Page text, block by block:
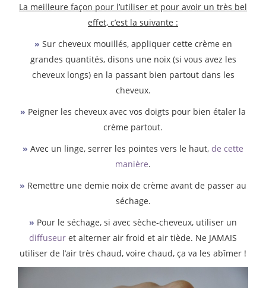
La meilleure façon pour l’utiliser et pour avoir un très bel
effet, c’est la suivante :
» Sur cheveux mouillés, appliquer cette crème en
grandes quantités, disons une noix (si vous avez les
cheveux longs) en la passant bien partout dans les
cheveux.
» Peigner les cheveux avec vos doigts pour bien étaler la
crème partout.
» Avec un linge, serrer les pointes vers le haut, de cette
manière.
» Remettre une demie noix de crème avant de passer au
séchage.
» Pour le séchage, si avec sèche-cheveux, utiliser un
diffuseur et alterner air froid et air tiède. Ne JAMAIS
utiliser de l’air très chaud, voire chaud, ça va les abîmer !